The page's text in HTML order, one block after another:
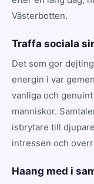
Västerbotten.
Traffa sociala
Det som gor
energin i var
vanliga och
manniskor.
isbrytare till
intressen och
Haang med i